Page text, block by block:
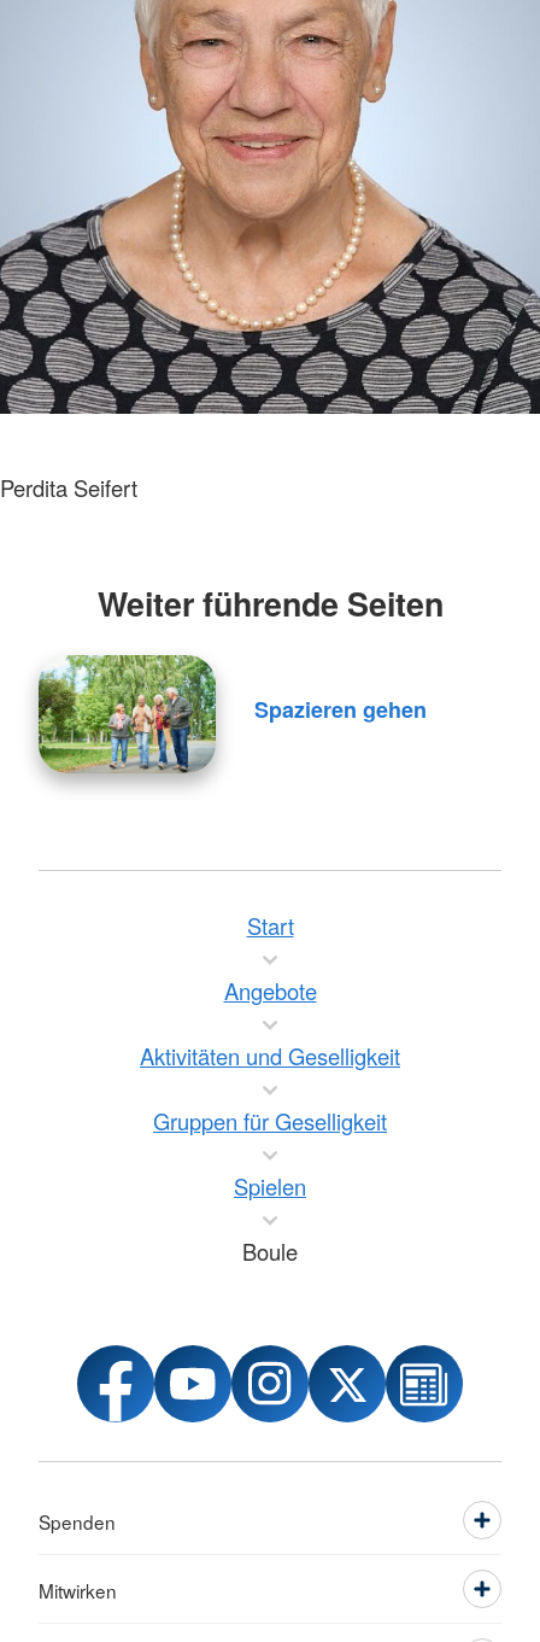
Perdita Seifert
Weiter führende Seiten
Spazieren gehen
Start
Angebote
Aktivitäten und Geselligkeit
Gruppen für Geselligkeit
Spielen
Boule
Spenden
Mitwirken